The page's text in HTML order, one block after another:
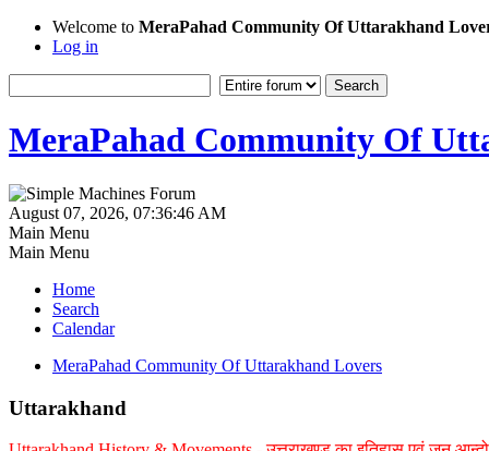
Welcome to MeraPahad Community Of Uttarakhand
Log in
MeraPahad Community Of
August 07, 2026, 07:36:46 AM
Main Menu
Main Menu
Home
Search
Calendar
MeraPahad Community Of Uttarakhand Lovers
Uttarakhand